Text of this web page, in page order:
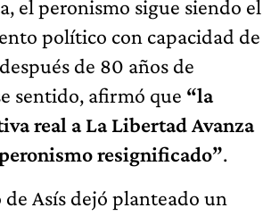
el peronismo sigue siendo el
político con capacidad de
de 80 años de
sentido, afirmó que “la
real a La Libertad Avanza
resignificado”.
Asís dejó planteado un